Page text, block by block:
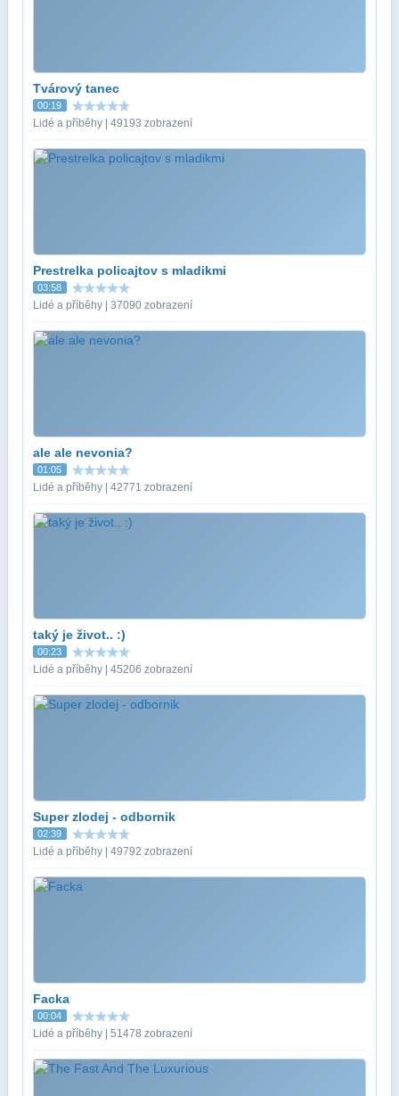
Tvárový tanec
00:19
Lidé a příběhy | 49193 zobrazení
Prestrelka policajtov s mladikmi
03:58
Lidé a příběhy | 37090 zobrazení
ale ale nevonia?
01:05
Lidé a příběhy | 42771 zobrazení
taký je život.. :)
00:23
Lidé a příběhy | 45206 zobrazení
Super zlodej - odbornik
02:39
Lidé a příběhy | 49792 zobrazení
Facka
00:04
Lidé a příběhy | 51478 zobrazení